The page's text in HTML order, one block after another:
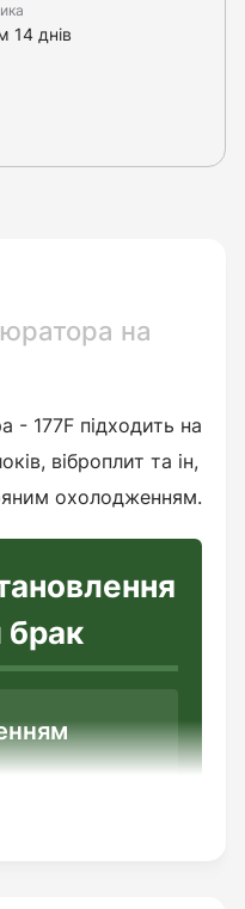
14 днів
на
- 177F підходить на
віброплит та ін,
охолодженням.
брак
виробу